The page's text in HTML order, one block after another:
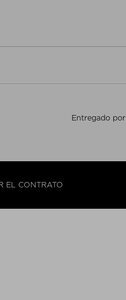
Entregado por
EL CONTRATO